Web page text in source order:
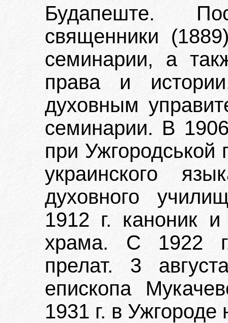
Будапеште.
священники
семинарии, а
права и
духовным
семинарии. В
при
украинского
духовного
1912 г. каноник и
храма. С 1922
прелат. 3
епископа
1931 г. в